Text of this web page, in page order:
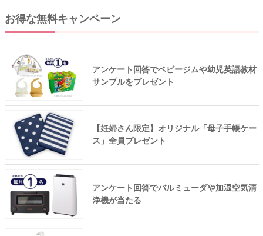
お得な無料キャンペーン
アンケート回答でベビージムや幼児英語教材
サンプルをプレゼント
【妊婦さん限定】オリジナル「母子手帳ケー
ス」全員プレゼント
アンケート回答でバルミューダや加湿空気清
浄機が当たる